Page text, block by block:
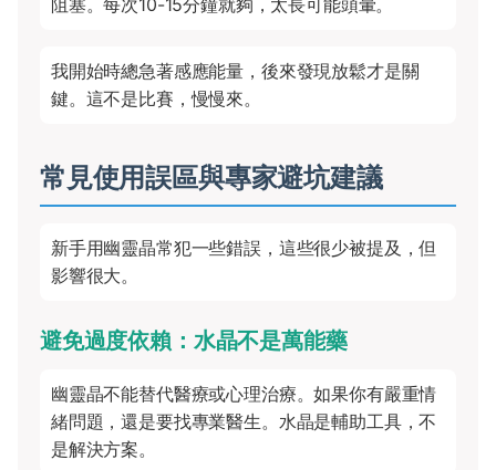
阻塞。每次10-15分鐘就夠，太長可能頭暈。
我開始時總急著感應能量，後來發現放鬆才是關
鍵。這不是比賽，慢慢來。
常見使用誤區與專家避坑建議
新手用幽靈晶常犯一些錯誤，這些很少被提及，但
影響很大。
避免過度依賴：水晶不是萬能藥
幽靈晶不能替代醫療或心理治療。如果你有嚴重情
緒問題，還是要找專業醫生。水晶是輔助工具，不
是解決方案。